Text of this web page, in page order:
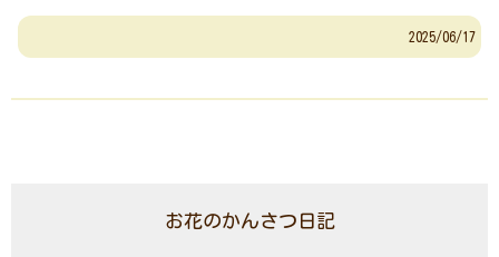
2025/06/17
お花のかんさつ日記